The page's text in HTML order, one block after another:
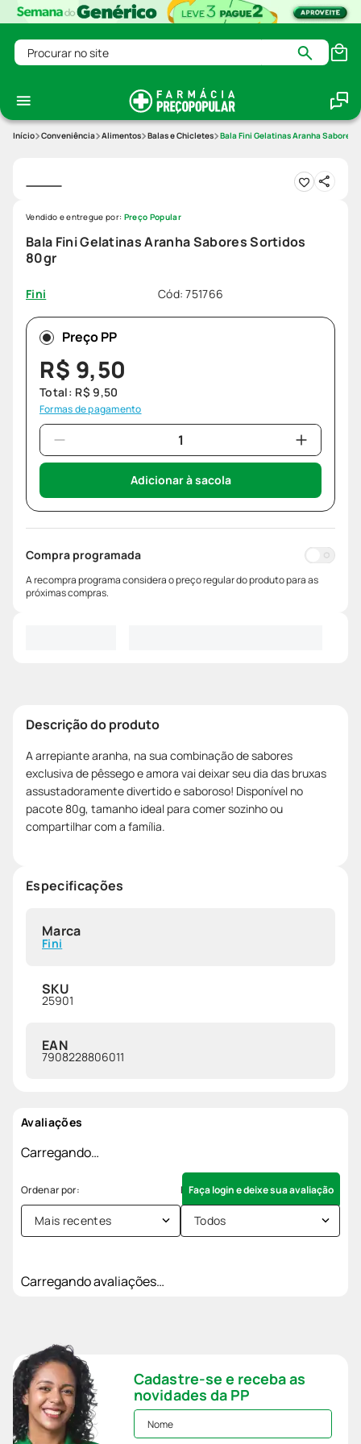
Procurar no site
Conveniência Alimentos Balas e Chicletes Bala Fini Gelatinas Aranha Sabores
Bala Fini Gelatinas Aranha Sabores Sortidos
80gr
Fini Cód:751766
Vendido e entregue por: Preço Popular
Preço PP
R$ 9,50
Total: R$ 9,50
Formas de pagamento
Adicionar à sacola
Compra programada
A recompra programa considera o preço regular do produto para as
próximas compras.
Descrição do produto
A arrepiante aranha, na sua combinação de sabores
exclusiva de pêssego e amora vai deixar seu dia das bruxas
assustadoramente divertido e saboroso! Disponível no
pacote 80g, tamanho ideal para comer sozinho ou
compartilhar com a família.
Especificações
Marca
Fini
SKU
25901
EAN
7908228806011
Avaliações
Carregando…
Faça login e deixe sua avaliação
Mais recentes Todos
Carregando avaliações…
Cadastre-se e receba as
novidades da PP